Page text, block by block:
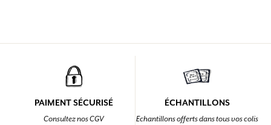
PAIMENT SÉCURISÉ
Consultez nos CGV
ÉCHANTILLONS
Echantillons offerts dans tous vos colis